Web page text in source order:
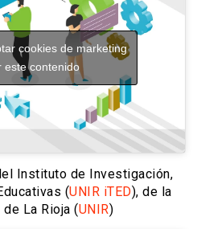
cookies de marketing
este contenido
Instituto de Investigación,
(UNIR iTED), de la
La Rioja (UNIR)